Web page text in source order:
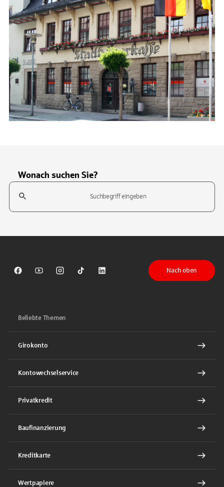
Wonach suchen Sie?
Suchfeld
Sparkasse auf Facebook
Sparkasse auf Youtube
Sparkasse auf Instagram
Sparkasse auf TikTok
Sparkasse auf LinkedIn
Nach oben
Beliebte Themen
Girokonto
Kontowechselservice
Privatkredit
Baufinanzierung
Kreditkarte
Wertpapiere